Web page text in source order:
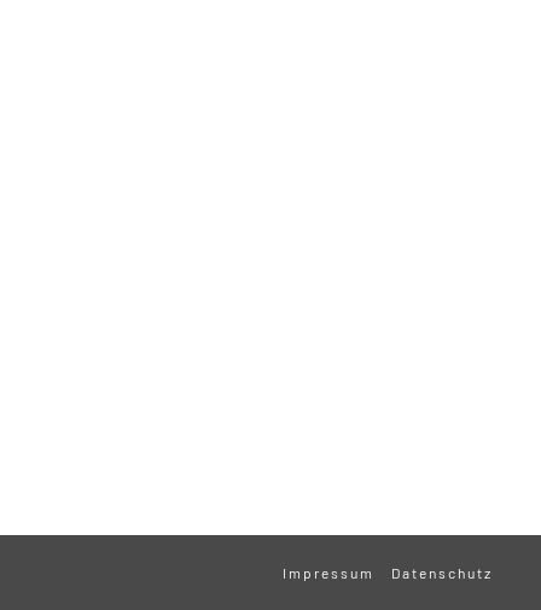
Impressum Datenschutz